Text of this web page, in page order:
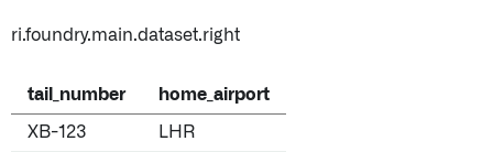
ri.foundry.main.dataset.right
tail_number home_airport
XB-123 LHR